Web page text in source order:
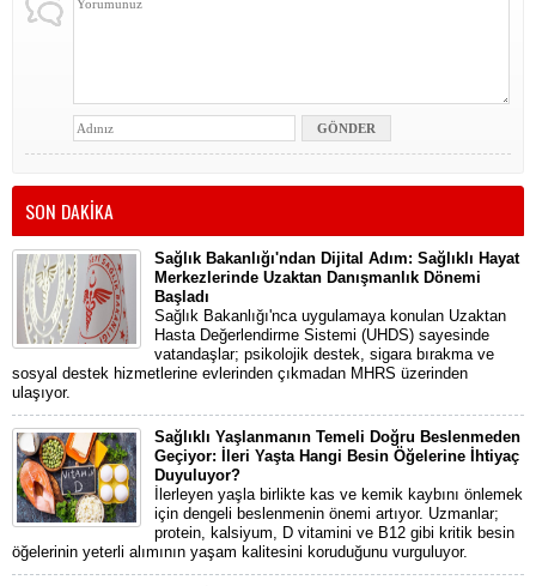
SON DAKİKA
Sağlık Bakanlığı'ndan Dijital Adım: Sağlıklı Hayat
Merkezlerinde Uzaktan Danışmanlık Dönemi
Başladı
Sağlık Bakanlığı'nca uygulamaya konulan Uzaktan
Hasta Değerlendirme Sistemi (UHDS) sayesinde
vatandaşlar; psikolojik destek, sigara bırakma ve
sosyal destek hizmetlerine evlerinden çıkmadan MHRS üzerinden
ulaşıyor.
Sağlıklı Yaşlanmanın Temeli Doğru Beslenmeden
Geçiyor: İleri Yaşta Hangi Besin Öğelerine İhtiyaç
Duyuluyor?
İlerleyen yaşla birlikte kas ve kemik kaybını önlemek
için dengeli beslenmenin önemi artıyor. Uzmanlar;
protein, kalsiyum, D vitamini ve B12 gibi kritik besin
öğelerinin yeterli alımının yaşam kalitesini koruduğunu vurguluyor.